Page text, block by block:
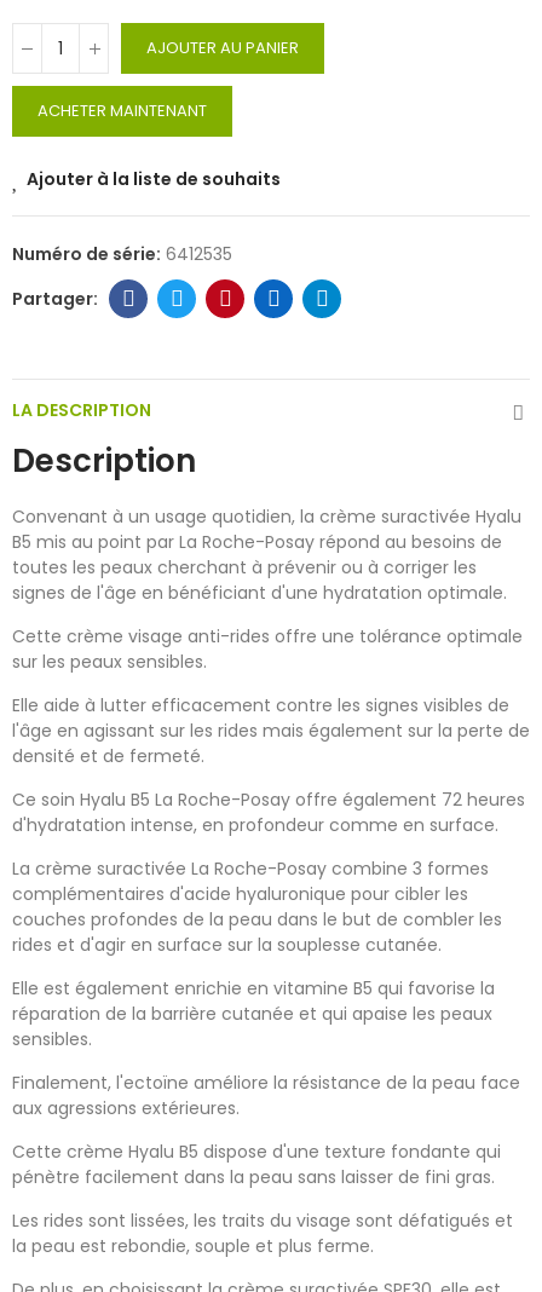
AJOUTER AU PANIER
ACHETER MAINTENANT
Ajouter à la liste de souhaits
Numéro de série: 6412535
LA DESCRIPTION
Description
Convenant à un usage quotidien, la crème suractivée Hyalu
B5 mis au point par La Roche-Posay répond au besoins de
toutes les peaux cherchant à prévenir ou à corriger les
signes de l'âge en bénéficiant d'une hydratation optimale.
Cette crème visage anti-rides offre une tolérance optimale
sur les peaux sensibles.
Elle aide à lutter efficacement contre les signes visibles de
l'âge en agissant sur les rides mais également sur la perte de
densité et de fermeté.
Ce soin Hyalu B5 La Roche-Posay offre également 72 heures
d'hydratation intense, en profondeur comme en surface.
La crème suractivée La Roche-Posay combine 3 formes
complémentaires d'acide hyaluronique pour cibler les
couches profondes de la peau dans le but de combler les
rides et d'agir en surface sur la souplesse cutanée.
Elle est également enrichie en vitamine B5 qui favorise la
réparation de la barrière cutanée et qui apaise les peaux
sensibles.
Finalement, l'ectoïne améliore la résistance de la peau face
aux agressions extérieures.
Cette crème Hyalu B5 dispose d'une texture fondante qui
pénètre facilement dans la peau sans laisser de fini gras.
Les rides sont lissées, les traits du visage sont défatigués et
la peau est rebondie, souple et plus ferme.